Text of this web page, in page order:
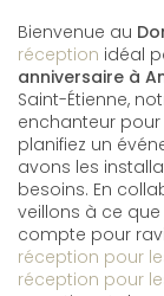
Bienvenue au
réception idéal
anniversaire à
Saint-Étienne,
enchanteur
planifiez un
avons les
besoins. En
veillons à ce
compte pour
réception pour
réception pour